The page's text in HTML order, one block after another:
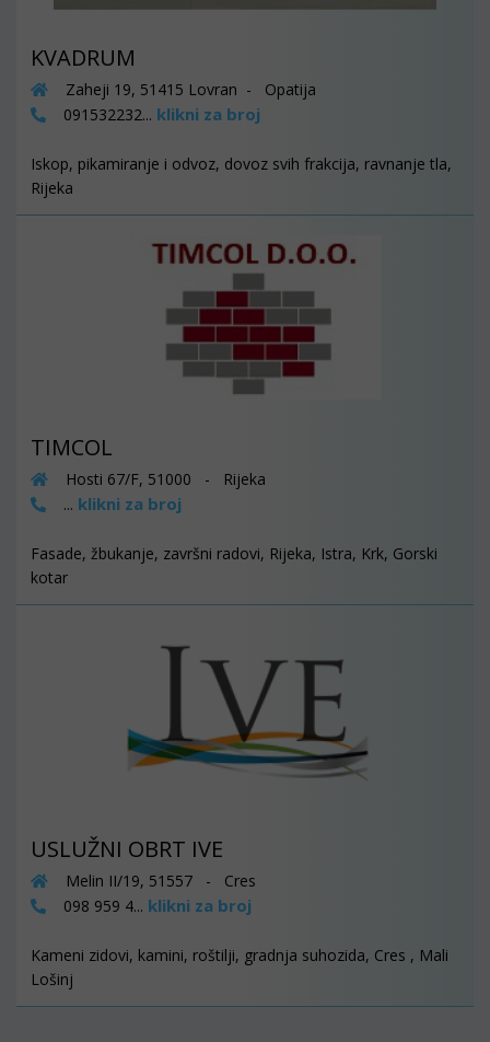
KVADRUM
Zaheji 19, 51415 Lovran - Opatija
091532232... klikni za broj
Iskop, pikamiranje i odvoz, dovoz svih frakcija, ravnanje tla,
Rijeka
TIMCOL
Hosti 67/F, 51000 - Rijeka
... klikni za broj
Fasade, žbukanje, završni radovi, Rijeka, Istra, Krk, Gorski
kotar
USLUŽNI OBRT IVE
Melin II/19, 51557 - Cres
098 959 4... klikni za broj
Kameni zidovi, kamini, roštilji, gradnja suhozida, Cres , Mali
Lošinj